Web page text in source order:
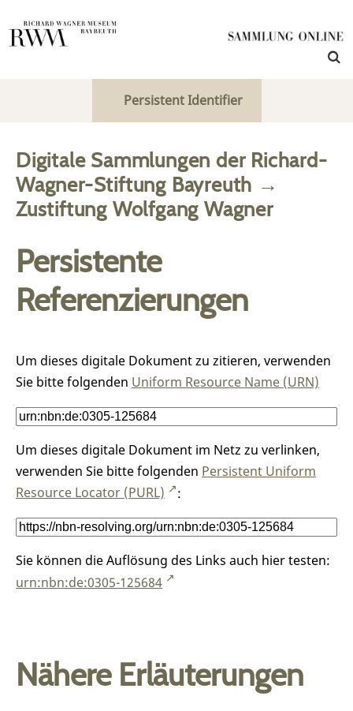
Persistent Identifier
Digitale Sammlungen der Richard-
Wagner-Stiftung Bayreuth →
Zustiftung Wolfgang Wagner
Persistente
Referenzierungen
Um dieses digitale Dokument zu zitieren, verwenden
Sie bitte folgenden Uniform Resource Name (URN)
Um dieses digitale Dokument im Netz zu verlinken,
verwenden Sie bitte folgenden Persistent Uniform
Resource Locator (PURL)
:
Sie können die Auflösung des Links auch hier testen:
urn:nbn:de:0305-125684
Nähere Erläuterungen